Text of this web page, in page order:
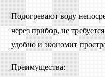
Подогревают воду
через прибор, не
удобно и экономит
Преимущества: